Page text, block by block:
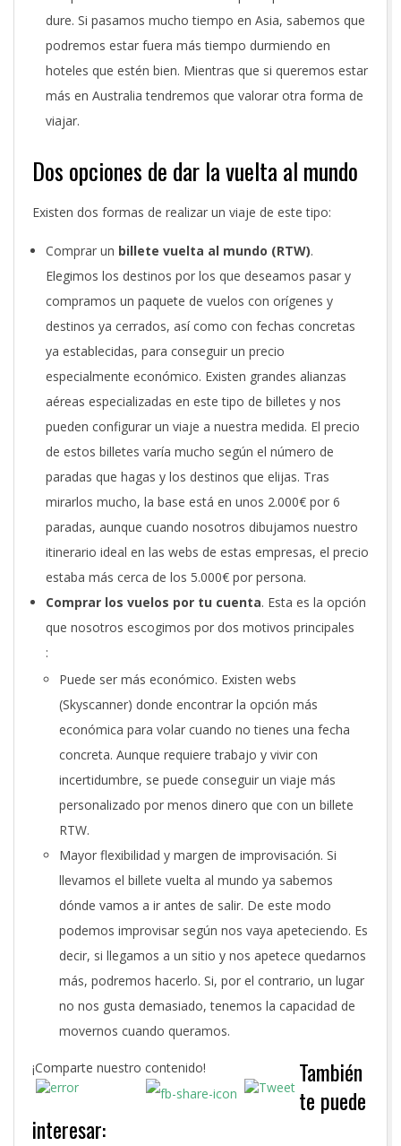
dure. Si pasamos mucho tiempo en Asia, sabemos que
podremos estar fuera más tiempo durmiendo en
hoteles que estén bien. Mientras que si queremos estar
más en Australia tendremos que valorar otra forma de
viajar.
Dos opciones de dar la vuelta al mundo
Existen dos formas de realizar un viaje de este tipo:
Comprar un billete vuelta al mundo (RTW).
Elegimos los destinos por los que deseamos pasar y
compramos un paquete de vuelos con orígenes y
destinos ya cerrados, así como con fechas concretas
ya establecidas, para conseguir un precio
especialmente económico. Existen grandes alianzas
aéreas especializadas en este tipo de billetes y nos
pueden configurar un viaje a nuestra medida. El precio
de estos billetes varía mucho según el número de
paradas que hagas y los destinos que elijas. Tras
mirarlos mucho, la base está en unos 2.000€ por 6
paradas, aunque cuando nosotros dibujamos nuestro
itinerario ideal en las webs de estas empresas, el precio
estaba más cerca de los 5.000€ por persona.
Comprar los vuelos por tu cuenta. Esta es la opción
que nosotros escogimos por dos motivos principales
:
Puede ser más económico. Existen webs
(Skyscanner) donde encontrar la opción más
económica para volar cuando no tienes una fecha
concreta. Aunque requiere trabajo y vivir con
incertidumbre, se puede conseguir un viaje más
personalizado por menos dinero que con un billete
RTW.
Mayor flexibilidad y margen de improvisación. Si
llevamos el billete vuelta al mundo ya sabemos
dónde vamos a ir antes de salir. De este modo
podemos improvisar según nos vaya apeteciendo. Es
decir, si llegamos a un sitio y nos apetece quedarnos
más, podremos hacerlo. Si, por el contrario, un lugar
no nos gusta demasiado, tenemos la capacidad de
movernos cuando queramos.
¡Comparte nuestro contenido!
También
te puede
interesar: